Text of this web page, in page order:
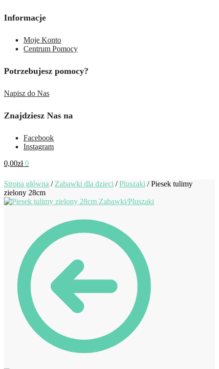
Informacje
Moje Konto
Centrum Pomocy
Potrzebujesz pomocy?
Napisz do Nas
Znajdziesz Nas na
Facebook
Instagram
0,00zł 0
Strona główna / Zabawki dla dzieci /Pluszaki /Piesek tulimy
zielony 28cm